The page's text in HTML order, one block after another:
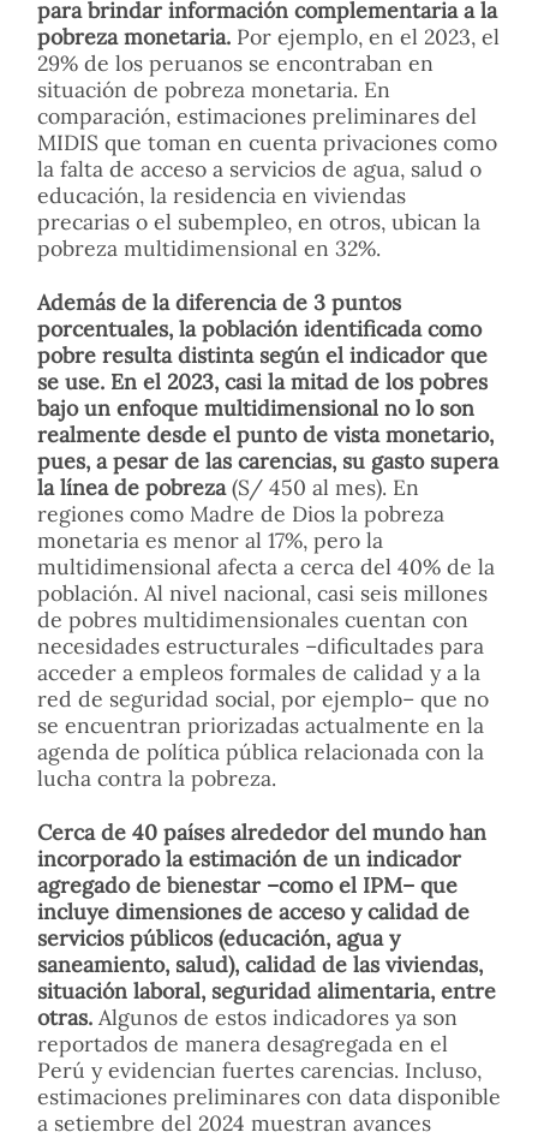
para brindar información complementaria a la
pobreza monetaria. Por ejemplo, en el 2023, el
29% de los peruanos se encontraban en
situación de pobreza monetaria. En
comparación, estimaciones preliminares del
MIDIS que toman en cuenta privaciones como
la falta de acceso a servicios de agua, salud o
educación, la residencia en viviendas
precarias o el subempleo, en otros, ubican la
pobreza multidimensional en 32%.
Además de la diferencia de 3 puntos
porcentuales, la población identificada como
pobre resulta distinta según el indicador que
se use. En el 2023, casi la mitad de los pobres
bajo un enfoque multidimensional no lo son
realmente desde el punto de vista monetario,
pues, a pesar de las carencias, su gasto supera
la línea de pobreza(S/ 450 al mes). En
regiones como Madre de Dios la pobreza
monetaria es menor al 17%, pero la
multidimensional afecta a cerca del 40% de la
población. Al nivel nacional, casi seis millones
de pobres multidimensionales cuentan con
necesidades estructurales –dificultades para
acceder a empleos formales de calidad y a la
red de seguridad social, por ejemplo– que no
se encuentran priorizadas actualmente en la
agenda de política pública relacionada con la
lucha contra la pobreza.
Cerca de 40 países alrededor del mundo han
incorporado la estimación de un indicador
agregado de bienestar –como el IPM– que
incluye dimensiones de acceso y calidad de
servicios públicos (educación, agua y
saneamiento, salud), calidad de las viviendas,
situación laboral, seguridad alimentaria, entre
otras. Algunos de estos indicadores ya son
reportados de manera desagregada en el
Perú y evidencian fuertes carencias. Incluso,
estimaciones preliminares con data disponible
a setiembre del 2024 muestran avances